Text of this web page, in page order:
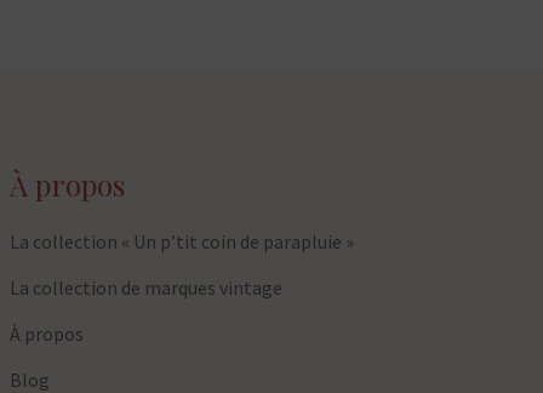
À propos
La collection « Un p’tit coin de parapluie »
La collection de marques vintage
À propos
Blog